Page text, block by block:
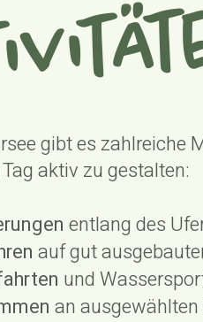
gibt es zahlreiche
aktiv zu gestalten:
entlang des
auf gut
und
an